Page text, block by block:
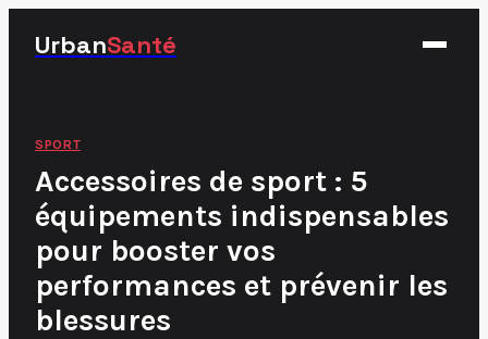
UrbanSanté
Nutrition
Santé
Sport
SPORT
Accessoires de sport : 5
équipements indispensables
pour booster vos
performances et prévenir les
blessures